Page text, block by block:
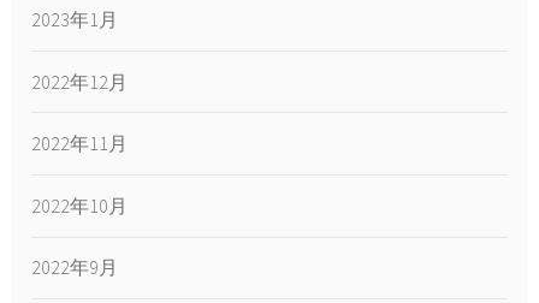
2023年1月
2022年12月
2022年11月
2022年10月
2022年9月